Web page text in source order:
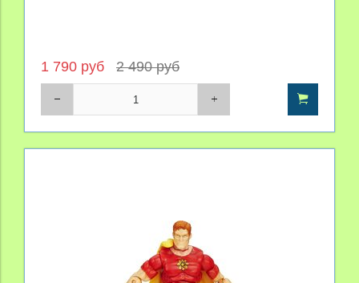
1 790 руб 2 490 руб